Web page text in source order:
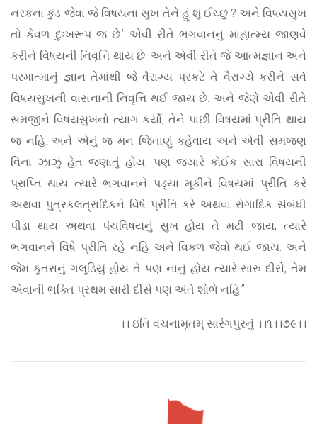
નરકના કુંડ જેવા જે વિષયના સુખ તેને હું શું ઈચ્છું ? અને વિષયસુખ
તો કેવળ દુઃખરૂપ જ છે.’ એવી રીતે ભગવાનનું માહાત્મ્ય જાણવે
કરીને વિષયની નિવૃત્તિ થાય છે. અને એવી રીતે જે આત્મજ્ઞાન અને
પરમાત્માનું જ્ઞાન તેમાંથી જે વૈરાગ્ય પ્રકટે તે વૈરાગ્યે કરીને સર્વ
વિષયસુખની વાસનાની નિવૃત્તિ થઈ જાય છે. અને જેણે એવી રીતે
સમજીને વિષયસુખનો ત્યાગ કર્યો, તેને પાછી વિષયમાં પ્રીતિ થાય
જ નહિ. અને એનું જ મન જિતાણું કહેવાય અને એવી સમજણ
વિના ઝાઝું હેત જણાતું હોય, પણ જ્યારે કોઈક સારા વિષયની
પ્રાપ્તિ થાય ત્યારે ભગવાનને પડ્યા મૂકીને વિષયમાં પ્રીતિ કરે
અથવા પુત્રકલત્રાદિકને વિષે પ્રીતિ કરે અથવા રોગાદિક સંબંધી
પીડા થાય અથવા પંચવિષયનું સુખ હોય તે મટી જાય, ત્યારે
ભગવાનને વિષે પ્રીતિ રહે નહિ અને વિકળ જેવો થઈ જાય. અને
જેમ કૂતરાનું ગલૂડિયું હોય તે પણ નાનું હોય ત્યારે સારુ દીસે, તેમ
એવાની ભક્તિ પ્રથમ સારી દીસે પણ અંતે શોભે નહિ.”
।। ઇતિ વચનામૃતમ્ સારંગપુરનું ।।૧।।૭૯।।